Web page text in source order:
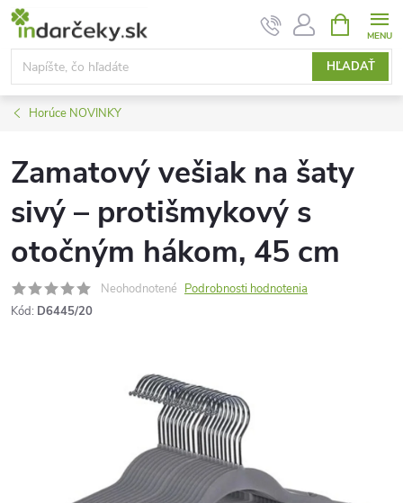
Prejsť
obsah
HĽADAŤ
KOŠÍK
Horúce NOVINKY
Zamatový vešiak na šaty
sivý – protišmykový s
otočným hákom, 45 cm
Neohodnotené Podrobnosti hodnotenia
Kód: D6445/20